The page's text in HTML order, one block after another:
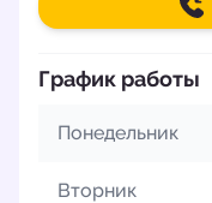
График работы
Понедельник
Вторник